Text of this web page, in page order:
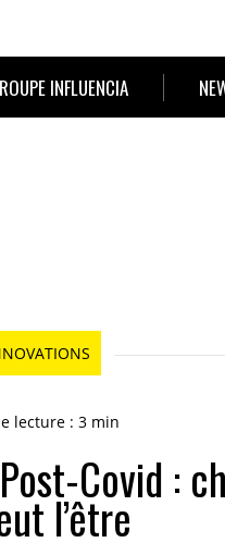
INFLUENCIA
lecture : 3 min
Covid :
l’être